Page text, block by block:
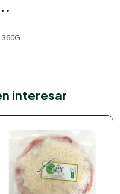
interesar